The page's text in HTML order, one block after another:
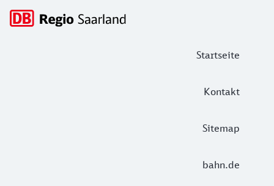
Startseite
Kontakt
Sitemap
bahn.de
Hauptnavigation